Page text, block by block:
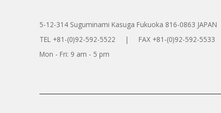
5-12-314 Suguminami Kasuga Fukuoka 816-0863 JAPAN
TEL +81-(0)92-592-5522 | FAX +81-(0)92-592-5533
Mon - Fri: 9 am - 5 pm